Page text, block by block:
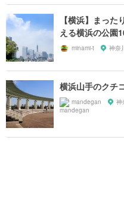
【横浜】まっ
える横浜の公園
minami-t 神奈
横浜山手のクチ
mandegan 神